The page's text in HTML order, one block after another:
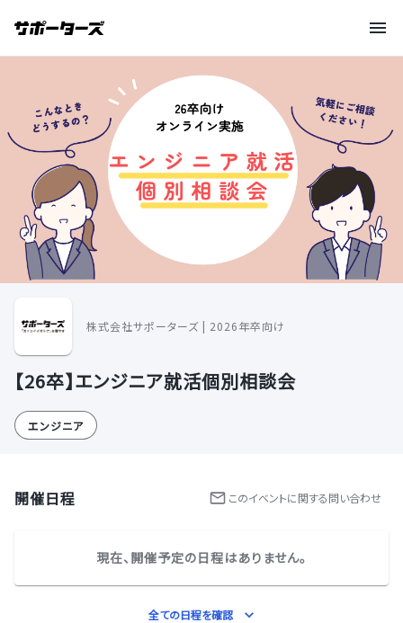
株式会社サポーターズ | 2026年卒向け
【26卒】エンジニア就活個別相談会
エンジニア
開催日程 このイベントに関する問い合わせ
現在、開催予定の日程はありません。
全ての日程を確認